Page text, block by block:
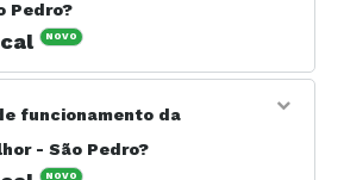
Pedro?
NOVO
Os serviços oferecidos são
Encontre diversos produtos com o
lá em cima. É assim que a
funcionamento da
- São Pedro?
NOVO